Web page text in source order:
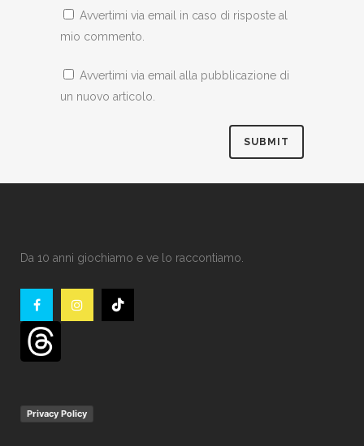
Avvertimi via email in caso di risposte al
mio commento.
Avvertimi via email alla pubblicazione di
un nuovo articolo.
Da 10 anni giochiamo e ve lo raccontiamo.
Privacy Policy